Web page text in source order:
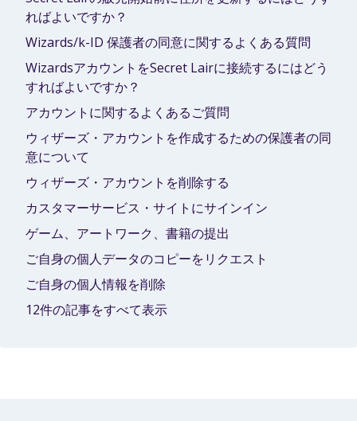
ればよいですか？
Wizards/k-ID 保護者の同意に関するよくある質問
WizardsアカウントをSecret Lairに接続するにはどう
すればよいですか？
アカウントに関するよくあるご質問
ウィザーズ・アカウントを作成するための保護者の同
意について
ウィザーズ・アカウントを削除する
カスタマーサービス・サイトにサインイン
ゲーム、アートワーク、書籍の提出
ご自身の個人データのコピーをリクエスト
ご自身の個人情報を削除
12件の記事をすべて表示